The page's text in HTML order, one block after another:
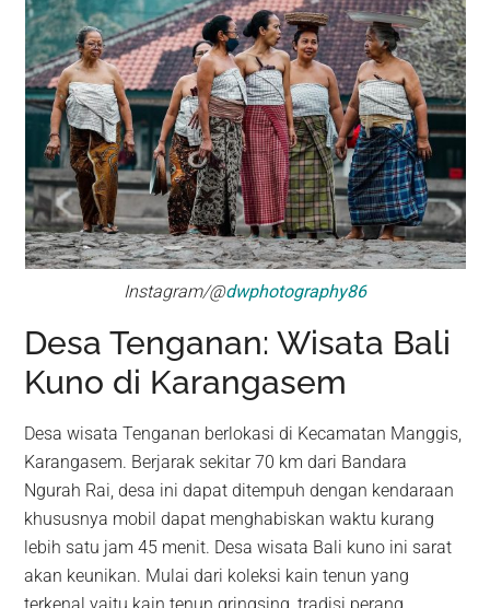
Instagram/@dwphotography86
Desa Tenganan: Wisata Bali
Kuno di Karangasem
Desa wisata Tenganan berlokasi di Kecamatan Manggis,
Karangasem. Berjarak sekitar 70 km dari Bandara
Ngurah Rai, desa ini dapat ditempuh dengan kendaraan
khususnya mobil dapat menghabiskan waktu kurang
lebih satu jam 45 menit. Desa wisata Bali kuno ini sarat
akan keunikan. Mulai dari koleksi kain tenun yang